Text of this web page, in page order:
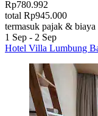
Rp780.992
total Rp945.000
termasuk pajak & biaya
1 Sep - 2 Sep
Hotel Villa Lumbung